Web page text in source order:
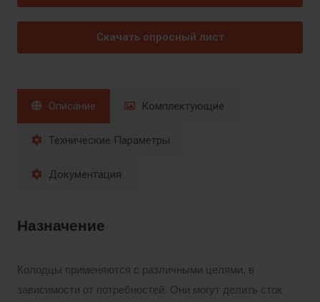
Скачать опросный лист
Описание Комплектующие
Технические Параметры
Документация
Назначение
Колодцы применяются с различными целями, в
зависимости от потребностей. Они могут делить сток